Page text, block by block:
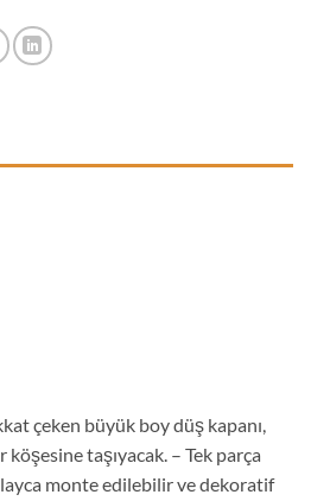
çeken büyük boy düş kapanı,
köşesine taşıyacak. – Tek parça
monte edilebilir ve dekoratif